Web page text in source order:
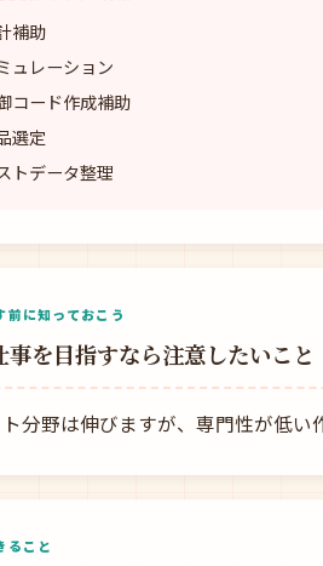
補助
ュレーション
コード作成補助
選定
トデータ整理
に知っておこう
事を目指すなら注意したいこと
分野は伸びますが、専門性が低い
ること